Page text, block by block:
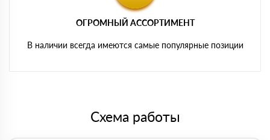
ОГРОМНЫЙ АССОРТИМЕНТ
В наличии всегда имеются самые популярные позиции
Схема работы